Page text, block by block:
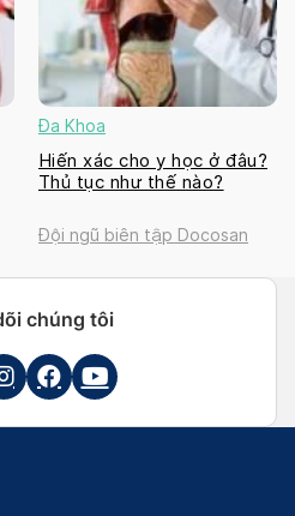
Đa Khoa
Hiến xác cho y học ở đâu?
Thủ tục như thế nào?
Đội ngũ biên tập Docosan
chúng tôi